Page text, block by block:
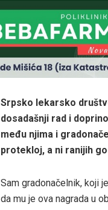
Srpsko lekarsko
dosadašnji rad i
među njima i
protekloj, a ni ranijih
Sam gradonačelnik, koji
da mu je ova nagrada u